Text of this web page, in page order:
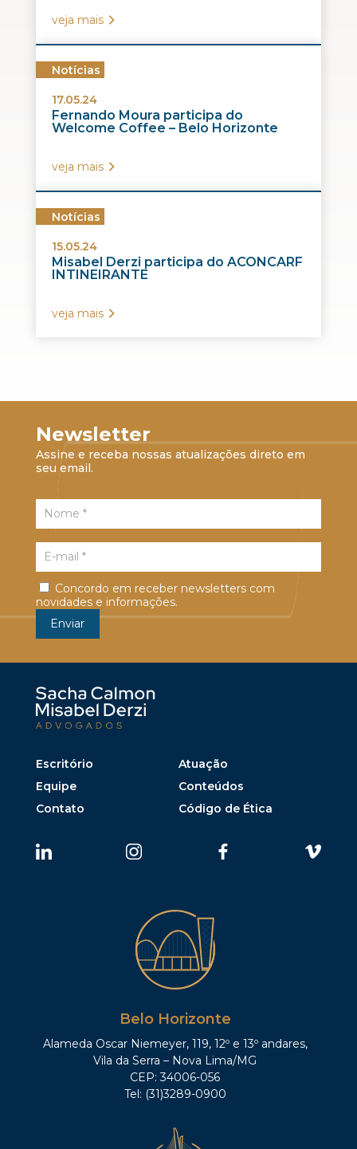
veja mais
Notícias
17.05.24
Fernando Moura participa do
Welcome Coffee – Belo Horizonte
veja mais
Notícias
15.05.24
Misabel Derzi participa do ACONCARF
INTINEIRANTE
veja mais
Newsletter
Assine e receba nossas atualizações direto em
seu email.
Concordo em receber newsletters com
novidades e informações.
Escritório
Atuação
Equipe
Conteúdos
Contato
Código de Ética
Belo Horizonte
Alameda Oscar Niemeyer, 119, 12º e 13º andares,
Vila da Serra – Nova Lima/MG
CEP: 34006-056
Tel: (31)3289-0900